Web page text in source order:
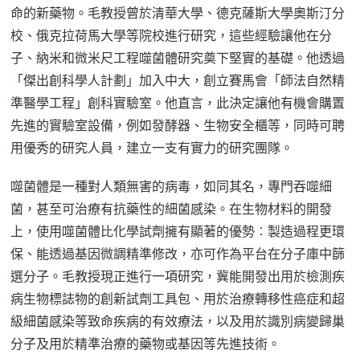
命的新藥物。毛教授曾於清華大學、德克薩斯大學奧斯汀分
校、俄克拉荷馬大學等院校進行研究，這些經驗讓他在分
子、納米和微米尺工程噬菌體研究奠下堅實的基礎。他透過
「傑出創科學人計劃」加入中大，創立賽馬會「師法自然精
準醫學工程」創科實驗室。他直言，此決定讓他有機會購置
先進的實驗室設備，例如發酵器、生物安全櫃等，同時可聘
用優秀的研究人員，建立一支有實力的研究團隊。
噬菌體是一種對人類無害的病毒，如同其名，專門吞噬細
菌，甚至可治療有抗藥性的細菌感染。在生物材料的開發
上，使用噬菌體比化學試劑擁有顯著的優勢︰製造過程更環
保、能透過基因微調精準修改，亦可作為平台在分子庫中篩
選分子。毛教授現正進行一項研究，冀能開發出用於檢測疾
病生物標誌物的創新試劑工具包、用於治療轉移性癌症和超
級細菌感染等致命疾病的有效療法，以及用於識別病變歸巢
分子及用於精準治療的藥物或基因等先進技術。